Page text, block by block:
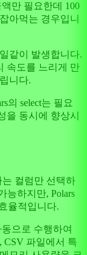
만 필요한데 100
아먹는 경우입니
같이 발생합니다.
속도를 느리게 만
니다.
의 select는 필요
을 동시에 향상시
는 컬럼만 선택하
능하지만, Polars
율적입니다.
으로 수행하여
CSV 파일에서 특